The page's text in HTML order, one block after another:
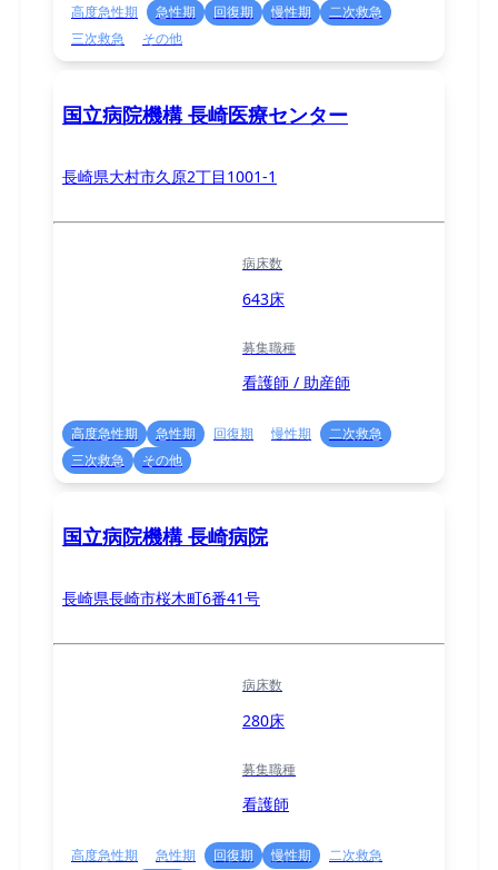
高度急性期 急性期 回復期 慢性期
二次救急
三次救急
その他
国立病院機構 長崎医療センター
長崎県大村市久原2丁目1001-1
病床数
643床
募集職種
看護師 / 助産師
高度急性期 急性期 回復期 慢性期
二次救急
三次救急
その他
国立病院機構 長崎病院
長崎県長崎市桜木町6番41号
病床数
280床
募集職種
看護師
高度急性期 急性期 回復期 慢性期
二次救急